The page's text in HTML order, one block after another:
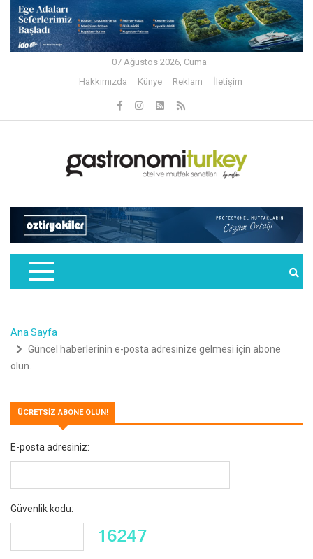
07 Ağustos 2026, Cuma
Hakkımızda
Künye Reklam İletişim
Ana Sayfa
Güncel haberlerinin e-posta adresinize gelmesi için abone
olun.
ÜCRETSIZ ABONE OLUN!
E-posta adresiniz:
Güvenlik kodu: